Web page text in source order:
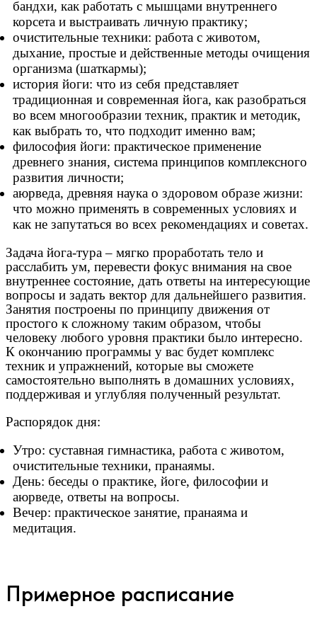
бандхи, как работать с мышцами внутреннего
корсета и выстраивать личную практику;
очистительные техники: работа с животом,
дыхание, простые и действенные методы очищения
организма (шаткармы);
история йоги: что из себя представляет
традиционная и современная йога, как разобраться
во всем многообразии техник, практик и методик,
как выбрать то, что подходит именно вам;
философия йоги: практическое применение
древнего знания, система принципов комплексного
развития личности;
аюрведа, древняя наука о здоровом образе жизни:
что можно применять в современных условиях и
как не запутаться во всех рекомендациях и советах.
Задача йога-тура – мягко проработать тело и
расслабить ум, перевести фокус внимания на свое
внутреннее состояние, дать ответы на интересующие
вопросы и задать вектор для дальнейшего развития.
Занятия построены по принципу движения от
простого к сложному таким образом, чтобы
человеку любого уровня практики было интересно.
К окончанию программы у вас будет комплекс
техник и упражнений, которые вы сможете
самостоятельно выполнять в домашних условиях,
поддерживая и углубляя полученный результат.
Распорядок дня:
Утро: суставная гимнастика, работа с животом,
очистительные техники, пранаямы.
День: беседы о практике, йоге, философии и
аюрведе, ответы на вопросы.
Вечер: практическое занятие, пранаяма и
медитация.
Примерное расписание